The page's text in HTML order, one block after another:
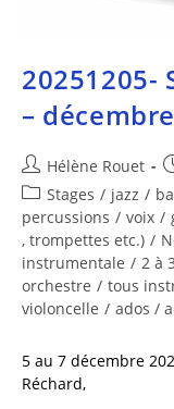
20251205-
–
Hélène Rouet
Stages / jazz /
percussions / voix /
, trompettes etc.) /
instrumentale / 2 à
orchestre / tous
violoncelle / ados /
5 au 7 décembre
Réchard,